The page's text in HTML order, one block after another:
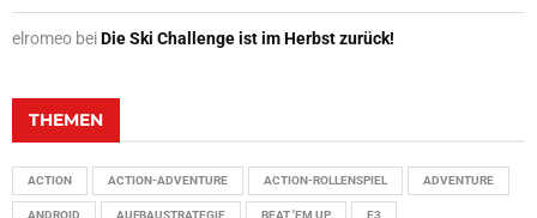
elromeo beiDie Ski Challenge ist im Herbst zurück!
THEMEN
ACTION ACTION-ADVENTURE ACTION-ROLLENSPIEL ADVENTURE